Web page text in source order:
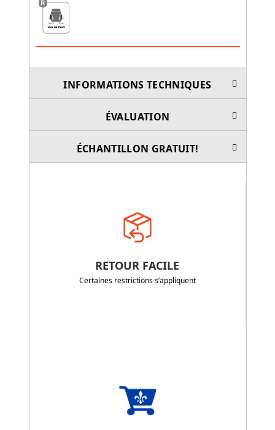
INFORMATIONS TECHNIQUES
ÉVALUATION
ÉCHANTILLON GRATUIT!
RETOUR FACILE
Certaines restrictions s’appliquent